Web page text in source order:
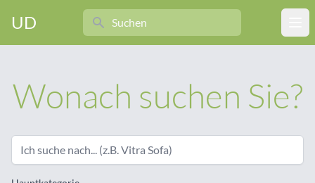
UD
Search
Wonach suchen Sie?